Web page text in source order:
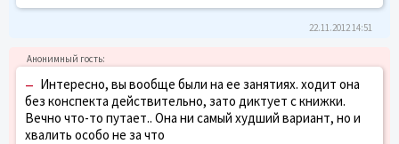
22.11.2012 14:51
– Интересно, вы вообще были на ее занятиях. ходит она
без конспекта действительно, зато диктует с книжки.
Вечно что-то путает.. Она ни самый худший вариант, но и
хвалить особо не за что